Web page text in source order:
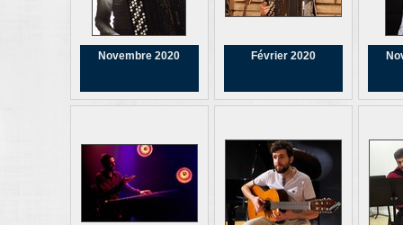
Novembre 2020 Février 2020